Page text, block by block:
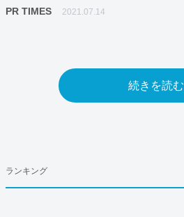
PR TIMES 2021.07.14
続きを読む
ランキング